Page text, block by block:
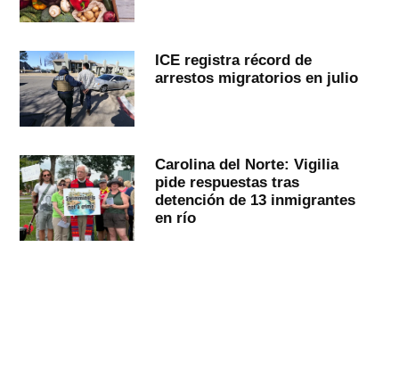
ICE registra récord de
arrestos migratorios en julio
Carolina del Norte: Vigilia
pide respuestas tras
detención de 13 inmigrantes
en río